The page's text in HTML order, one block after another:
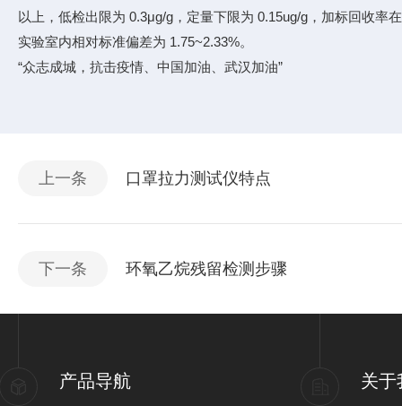
以上，低检出限为 0.3μg/g，定量下限为 0.15ug/g，加标回收率
实验室内相对标准偏差为 1.75~2.33%。
“众志成城，抗击疫情、中国加油、武汉加油”
上一条 口罩拉力测试仪特点
下一条 环氧乙烷残留检测步骤
产品导航 关于